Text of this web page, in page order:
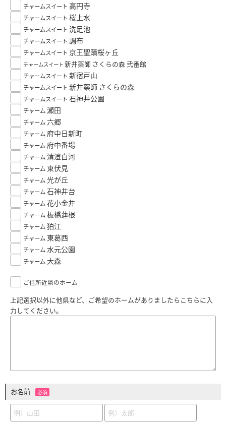
チャームスイート 高円寺
チャームスイート 桜上水
チャームスイート 洗足池
チャームスイート 調布
チャームスイート 京王聖蹟桜ヶ丘
チャームスイート 新井薬師 さくらの森 弐番館
チャームスイート 新宿戸山
チャームスイート 新井薬師 さくらの森
チャームスイート 石神井公園
チャーム瀬田
チャーム 六郷
チャーム 府中日新町
チャーム 府中番場
チャーム清澄白河
チャーム 東伏見
チャーム光が丘
チャーム石神井台
チャーム花小金井
チャーム板橋蓮根
チャーム狛江
チャーム 東葛西
チャーム水元公園
チャーム 大森
ご住所近隣のホーム
上記選択以外に他県など、ご希望のホームがありましたらこちらに入
力してください。
お名前 必須